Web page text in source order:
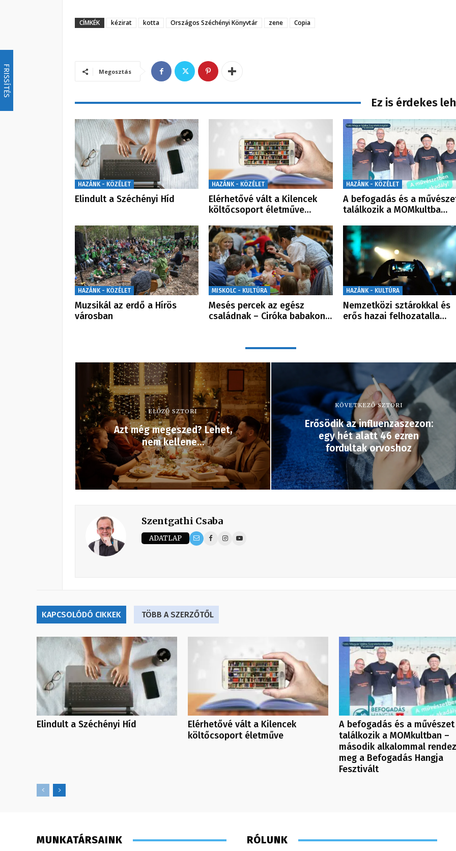
FRISSÍTÉS
CÍMKÉK kézirat kotta Országos Széchényi Könyvtár zene Copia
Megosztás
Ez is érdekes
HAZÁNK - KÖZÉLET
Elindult a Széchényi Híd
HAZÁNK - KÖZÉLET
Elérhetővé vált a Kilencek
költőcsoport életműve…
HAZÁNK - KÖZÉLET
A befogadás és a
találkozik a MOMkultba…
HAZÁNK - KÖZÉLET
Muzsikál az erdő a Hírös
városban
MISKOLC - KULTÚRA
Mesés percek az egész
családnak – Ciróka babakon…
HAZÁNK - KULTÚRA
Nemzetközi sztárokkal és
erős hazai felhozatalla…
ELŐZŐ SZTORI
Azt még megeszed? Lehet,
nem kellene…
KÖVETKEZŐ SZTORI
Erősödik az influenzaszezon:
egy hét alatt 46 ezren
fordultak orvoshoz
Szentgathi Csaba
ADATLAP
KAPCSOLÓDÓ CIKKEK TÖBB A SZERZŐTŐL
Elindult a Széchényi Híd
Elérhetővé vált a Kilencek
költőcsoport életműve
A befogadás és a művészet
találkozik a MOMkultban –
második alkalommal
meg a Befogadás Hangja
Fesztivált
MUNKATÁRSAINK RÓLUNK